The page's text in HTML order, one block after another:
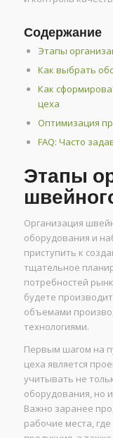
Содержание
Этапы
Как выбрать
Как
цеха
Оптимизация
FAQ: Часто
Этапы
Организация
оборудования и
приступить к
тщательное
потребностей
будете
объемами
технологиями.
Первым шагом на
цеха является
учитывать не
оборудования, но
Важно заранее
рабочие места,